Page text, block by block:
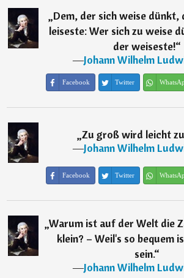
„Dem, der sich weise dünkt,
leiseste: Wer sich zu weise
der weiseste!“
―Johann Wilhelm
Facebook Twitter
„Zu groß wird leicht
―Johann Wilhelm
Facebook Twitter
„Warum ist auf der Welt die
klein? – Weil's so bequem
sein.“
―Johann Wilhelm